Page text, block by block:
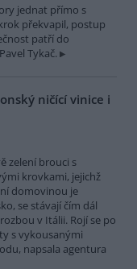
jednat přímo s
překvapil, postup
patří do
Tykač.
ničící vinice i
zelení brouci s
krovkami, jejichž
domovinou je
se stávají čím dál
v Itálii. Rojí se po
s vykousanými
napsala agentura